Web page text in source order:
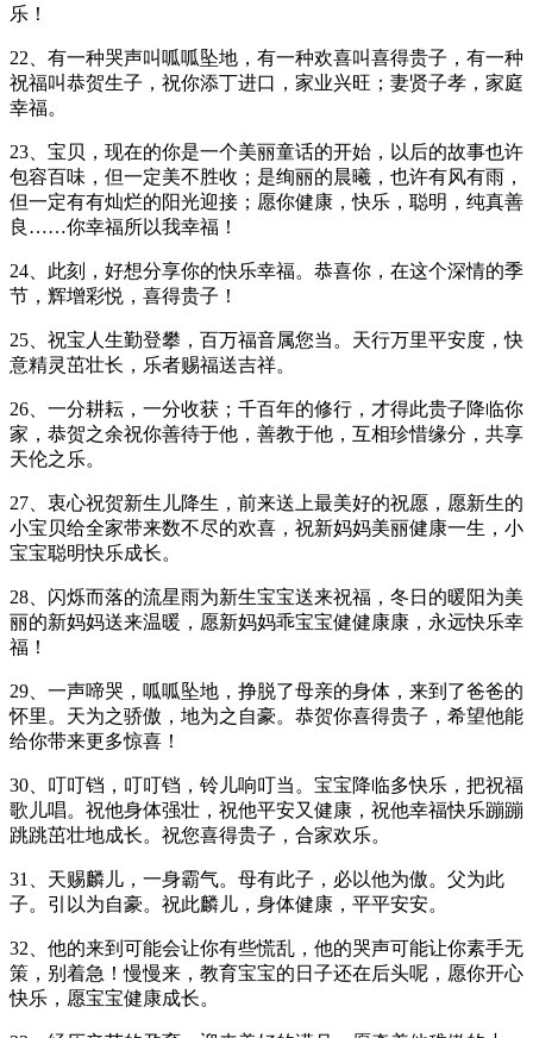
乐！
22、有一种哭声叫呱呱坠地，有一种欢喜叫喜得贵子，有一种
祝福叫恭贺生子，祝你添丁进口，家业兴旺；妻贤子孝，家庭
幸福。
23、宝贝，现在的你是一个美丽童话的开始，以后的故事也许
包容百味，但一定美不胜收；是绚丽的晨曦，也许有风有雨，
但一定有有灿烂的阳光迎接；愿你健康，快乐，聪明，纯真善
良……你幸福所以我幸福！
24、此刻，好想分享你的快乐幸福。恭喜你，在这个深情的季
节，辉增彩悦，喜得贵子！
25、祝宝人生勤登攀，百万福音属您当。天行万里平安度，快
意精灵茁壮长，乐者赐福送吉祥。
26、一分耕耘，一分收获；千百年的修行，才得此贵子降临你
家，恭贺之余祝你善待于他，善教于他，互相珍惜缘分，共享
天伦之乐。
27、衷心祝贺新生儿降生，前来送上最美好的祝愿，愿新生的
小宝贝给全家带来数不尽的欢喜，祝新妈妈美丽健康一生，小
宝宝聪明快乐成长。
28、闪烁而落的流星雨为新生宝宝送来祝福，冬日的暖阳为美
丽的新妈妈送来温暖，愿新妈妈乖宝宝健健康康，永远快乐幸
福！
29、一声啼哭，呱呱坠地，挣脱了母亲的身体，来到了爸爸的
怀里。天为之骄傲，地为之自豪。恭贺你喜得贵子，希望他能
给你带来更多惊喜！
30、叮叮铛，叮叮铛，铃儿响叮当。宝宝降临多快乐，把祝福
歌儿唱。祝他身体强壮，祝他平安又健康，祝他幸福快乐蹦蹦
跳跳茁壮地成长。祝您喜得贵子，合家欢乐。
31、天赐麟儿，一身霸气。母有此子，必以他为傲。父为此
子。引以为自豪。祝此麟儿，身体健康，平平安安。
32、他的来到可能会让你有些慌乱，他的哭声可能让你素手无
策，别着急！慢慢来，教育宝宝的日子还在后头呢，愿你开心
快乐，愿宝宝健康成长。